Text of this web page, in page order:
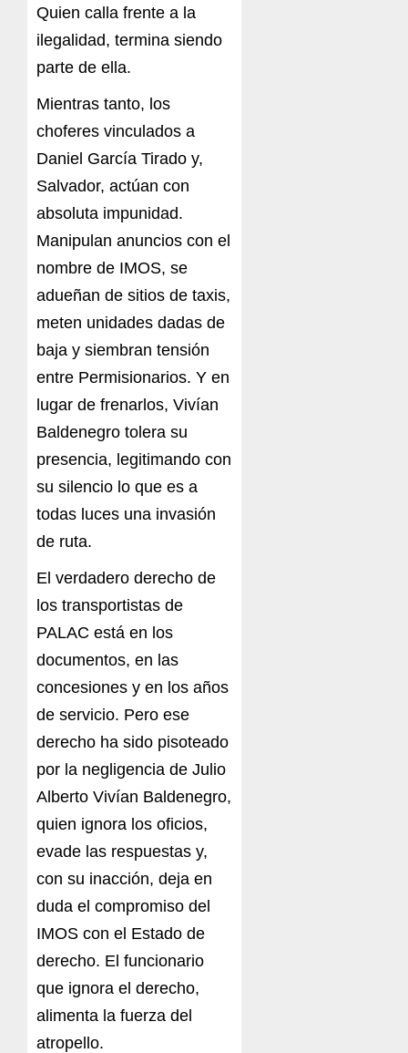
Quien calla frente a la
ilegalidad, termina siendo
parte de ella.
Mientras tanto, los
choferes vinculados a
Daniel García Tirado y,
Salvador, actúan con
absoluta impunidad.
Manipulan anuncios con el
nombre de IMOS, se
adueñan de sitios de taxis,
meten unidades dadas de
baja y siembran tensión
entre Permisionarios. Y en
lugar de frenarlos, Vivían
Baldenegro tolera su
presencia, legitimando con
su silencio lo que es a
todas luces una invasión
de ruta.
El verdadero derecho de
los transportistas de
PALAC está en los
documentos, en las
concesiones y en los años
de servicio. Pero ese
derecho ha sido pisoteado
por la negligencia de Julio
Alberto Vivían Baldenegro,
quien ignora los oficios,
evade las respuestas y,
con su inacción, deja en
duda el compromiso del
IMOS con el Estado de
derecho. El funcionario
que ignora el derecho,
alimenta la fuerza del
atropello.